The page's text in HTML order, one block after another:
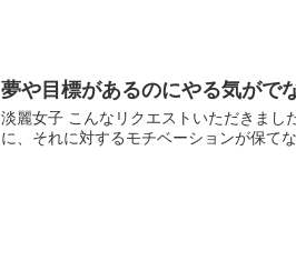
夢や目標があるのにやる気がで
淡麗女子 こんなリクエストいただきまし
に、それに対するモチベーションが保て